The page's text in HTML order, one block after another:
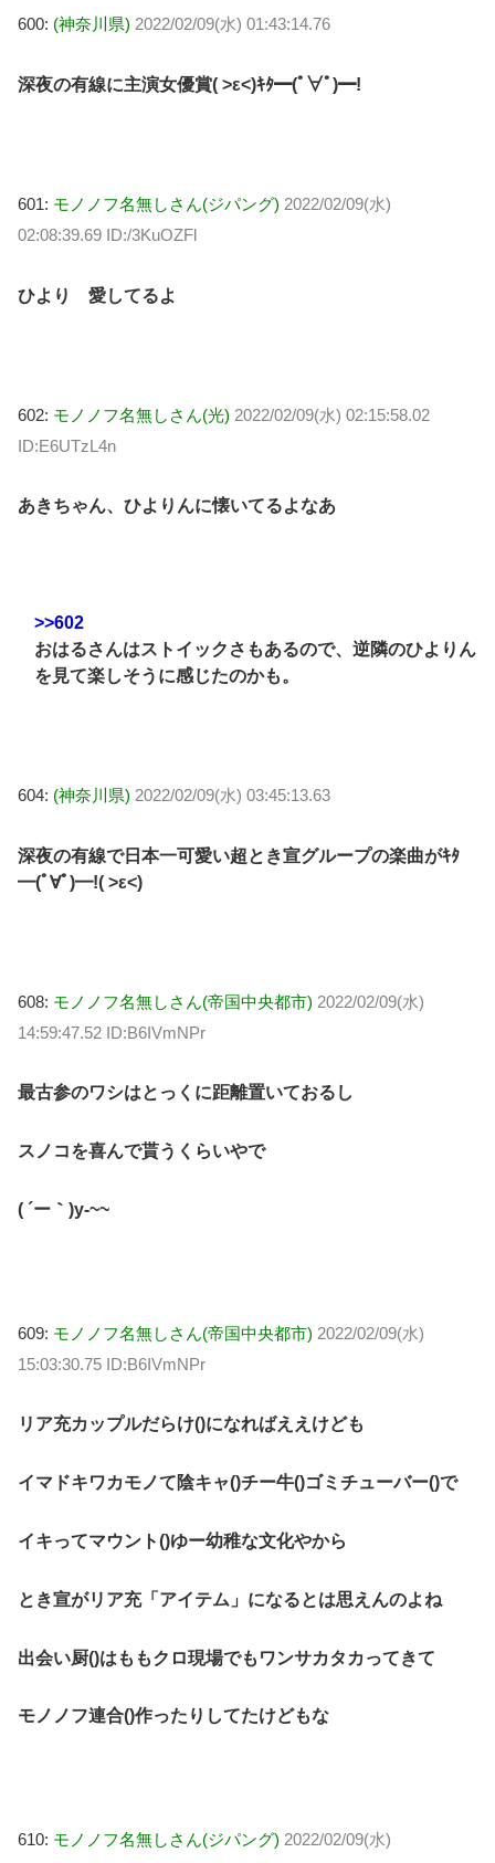
600: (神奈川県) 2022/02/09(水) 01:43:14.76
深夜の有線に主演女優賞( >ε<)ｷﾀ━(ﾟ∀ﾟ)━!
601: モノノフ名無しさん(ジパング) 2022/02/09(水)
02:08:39.69 ID:/3KuOZFl
ひより 愛してるよ
602: モノノフ名無しさん(光) 2022/02/09(水) 02:15:58.02
ID:E6UTzL4n
あきちゃん、ひよりんに懐いてるよなあ
>>602
おはるさんはストイックさもあるので、逆隣のひよりん
を見て楽しそうに感じたのかも。
604: (神奈川県) 2022/02/09(水) 03:45:13.63
深夜の有線で日本一可愛い超とき宣グループの楽曲がｷﾀ
━(ﾟ∀ﾟ)━!( >ε<)
608: モノノフ名無しさん(帝国中央都市) 2022/02/09(水)
14:59:47.52 ID:B6IVmNPr
最古参のワシはとっくに距離置いておるし
スノコを喜んで貰うくらいやで
( ´ー｀)y-~~
609: モノノフ名無しさん(帝国中央都市) 2022/02/09(水)
15:03:30.75 ID:B6IVmNPr
リア充カップルだらけ()になればええけども
イマドキワカモノて陰キャ()チー牛()ゴミチューバー()で
イキってマウント()ゆー幼稚な文化やから
とき宣がリア充「アイテム」になるとは思えんのよね
出会い厨()はももクロ現場でもワンサカタカってきて
モノノフ連合()作ったりしてたけどもな
610: モノノフ名無しさん(ジパング) 2022/02/09(水)